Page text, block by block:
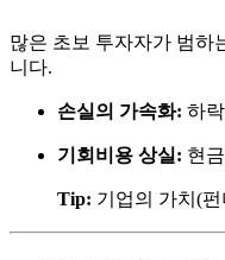
많은 초보 투자자가 범하
니다.
손실의 가속화: 하
기회비용 상실: 현
Tip: 기업의 가치(